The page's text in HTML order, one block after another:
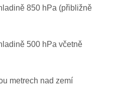
850 hPa (přibližně
500 hPa včetně
metrech nad zemí